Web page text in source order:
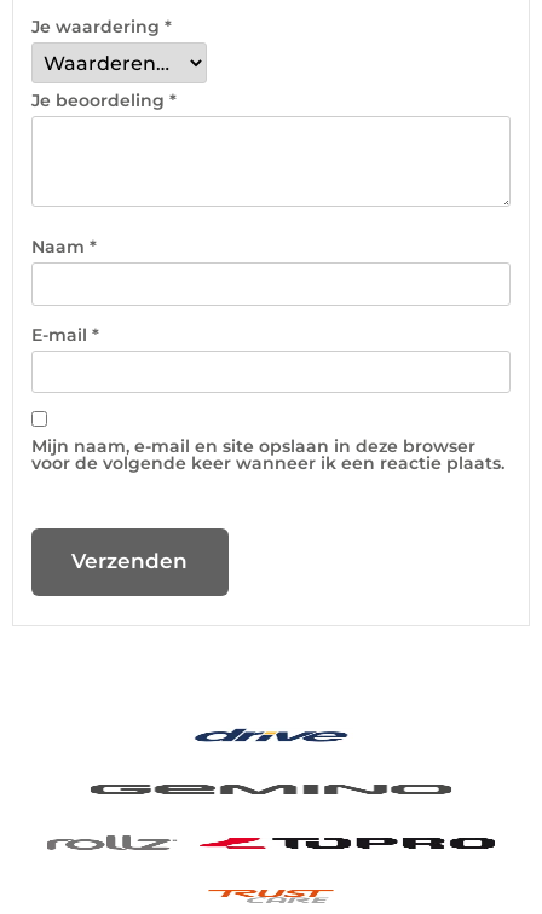
Je waardering *
Je beoordeling *
Naam *
E-mail *
Mijn naam, e-mail en site opslaan in deze browser
voor de volgende keer wanneer ik een reactie plaats.